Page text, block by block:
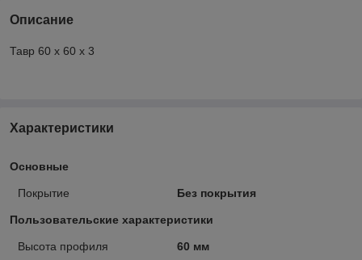
Описание
Тавр 60 х 60 x 3
Характеристики
Основные
Покрытие Без покрытия
Пользовательские характеристики
Высота профиля
60 мм